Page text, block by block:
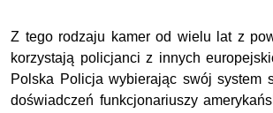
Z tego rodzaju kamer od wielu lat z
korzystają policjanci z innych
Polska Policja wybierając swój system
doświadczeń funkcjonariuszy